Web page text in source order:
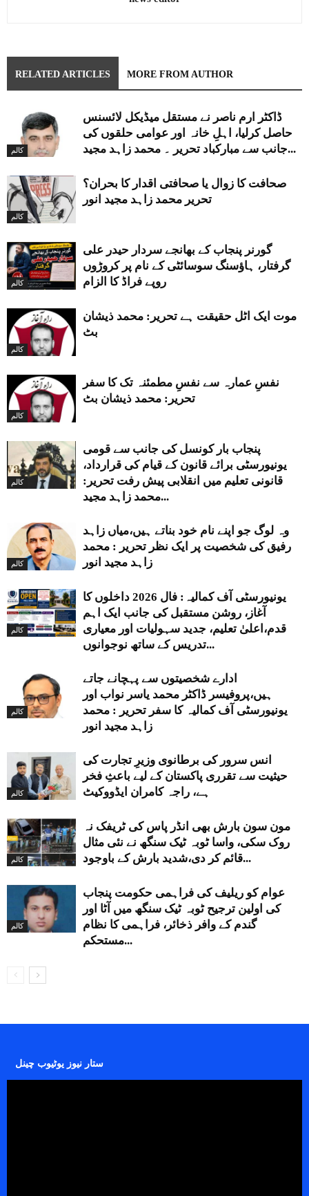
RELATED ARTICLES MORE FROM AUTHOR
کالم
ڈاکٹر ارم ناصر نے مستقل میڈیکل لائسنس
حاصل کرلیا، اہلِ خانہ اور عوامی حلقوں کی
جانب سے مبارکباد تحریر ۔ محمد زاہد مجید...
کالم
صحافت کا زوال یا صحافتی اقدار کا بحران؟
تحریر محمد زاہد مجید انور
کالم
گورنر پنجاب کے بھانجے سردار حیدر علی
گرفتار، ہاؤسنگ سوسائٹی کے نام پر کروڑوں
روپے فراڈ کا الزام
کالم
موت ایک اٹل حقیقت ہے تحریر: محمد ذیشان
بٹ
کالم
نفسِ عمارہ سے نفسِ مطمئنہ تک کا سفر
تحریر: محمد ذیشان بٹ
کالم
پنجاب بار کونسل کی جانب سے قومی
یونیورسٹی برائے قانون کے قیام کی قرارداد،
قانونی تعلیم میں انقلابی پیش رفت تحریر:
محمد زاہد مجید...
کالم
وہ لوگ جو اپنے نام خود بناتے ہیں،میاں زاہد
رفیق کی شخصیت پر ایک نظر تحریر : محمد
زاہد مجید انور
کالم
یونیورسٹی آف کمالیہ: فال 2026 داخلوں کا
آغاز، روشن مستقبل کی جانب ایک اہم
قدم،اعلیٰ تعلیم، جدید سہولیات اور معیاری
تدریس کے ساتھ نوجوانوں...
کالم
ادارے شخصیتوں سے پہچانے جاتے
ہیں،پروفیسر ڈاکٹر محمد یاسر نواب اور
یونیورسٹی آف کمالیہ کا سفر تحریر : محمد
زاہد مجید انور
کالم
انس سرور کی برطانوی وزیرِ تجارت کی
حیثیت سے تقرری پاکستان کے لیے باعثِ فخر
ہے، راجہ کامران ایڈووکیٹ
کالم
مون سون بارش بھی انڈر پاس کی ٹریفک نہ
روک سکی، واسا ٹوبہ ٹیک سنگھ نے نئی مثال
قائم کر دی،شدید بارش کے باوجود...
کالم
عوام کو ریلیف کی فراہمی حکومت پنجاب
کی اولین ترجیح ٹوبہ ٹیک سنگھ میں آٹا اور
گندم کے وافر ذخائر، فراہمی کا نظام
مستحکم...
ستار نیوز یوٹیوب چینل